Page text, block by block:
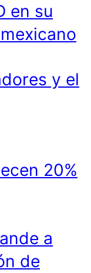
en su
y el
20%
a
de